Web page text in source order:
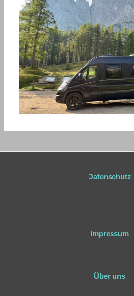
Datenschutz
Impressum
Über uns